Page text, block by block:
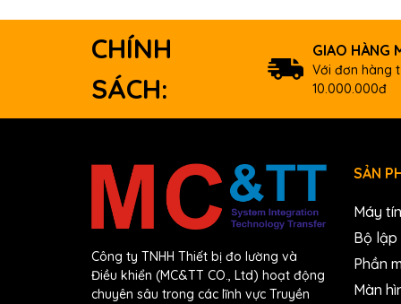
CHÍNH
SÁCH:
GIAO HÀNG
Với đơn hàng
10.000.000đ
Công ty TNHH Thiết bị đo lường và
Điều khiển (MC&TT CO., Ltd) hoạt động
chuyên sâu trong các lĩnh vực Truyền
SẢN
Máy
Bộ lập
Phần
Màn